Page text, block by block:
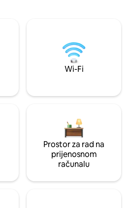
Wi-Fi
Prostor za rad na
prijenosnom
računalu